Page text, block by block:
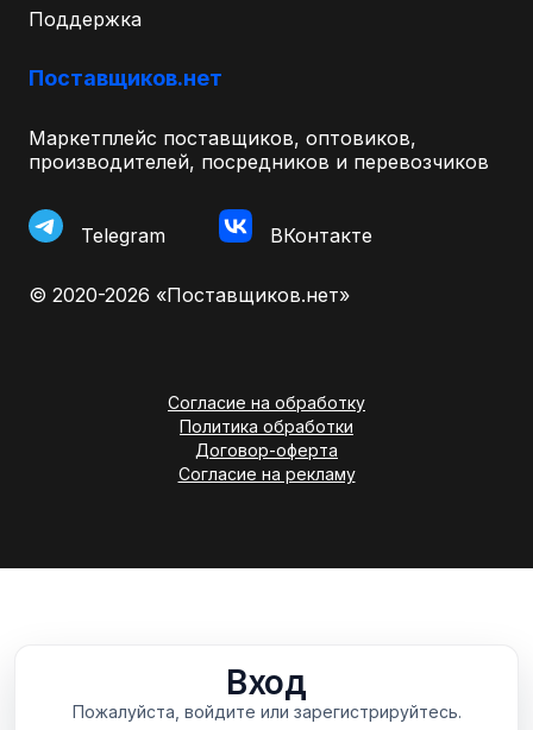
Поддержка
Поставщиков.нет
Маркетплейс поставщиков, оптовиков,
производителей, посредников и перевозчиков
Telegram ВКонтакте
© 2020-2026 «Поставщиков.нет»
Согласие на обработку
Политика обработки
Договор-оферта
Согласие на рекламу
Вход
Пожалуйста, войдите или зарегистрируйтесь.